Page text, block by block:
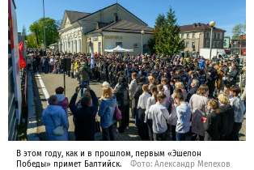
В этом году, как и в прошлом, первым «Эшелон
Победы» примет Балтийск.
Фото: Александр Мелехов